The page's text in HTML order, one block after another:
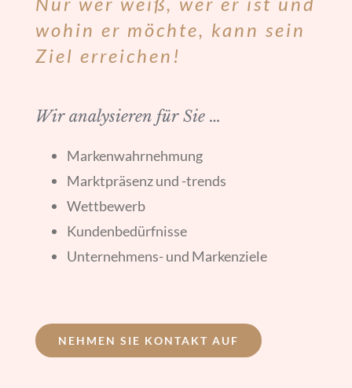
wohin er möchte, kann sein
Ziel erreichen!
Wir analysieren für Sie …
Markenwahrnehmung
Marktpräsenz und -trends
Wettbewerb
Kundenbedürfnisse
Unternehmens- und Markenziele
NEHMEN SIE KONTAKT AUF